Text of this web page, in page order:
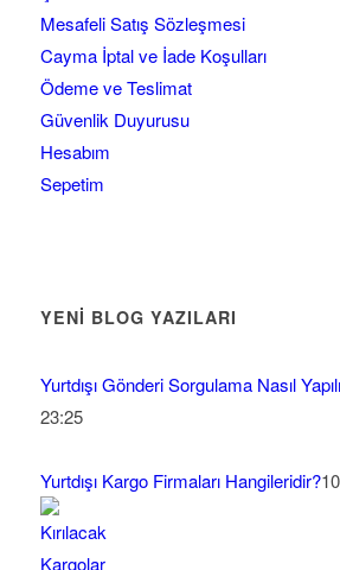
Mesafeli Satış Sözleşmesi
Cayma İptal ve İade Koşulları
Ödeme ve Teslimat
Güvenlik Duyurusu
Hesabım
Sepetim
YENİ BLOG YAZILARI
Yurtdışı Gönderi Sorgulama Nasıl
23:25
Yurtdışı Kargo Firmaları Hangileridir?